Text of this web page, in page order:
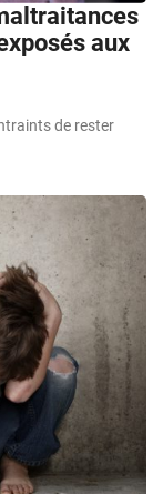
aux
de rester